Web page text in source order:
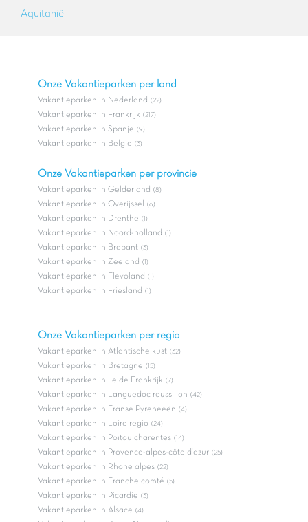
Aquitanië
Onze Vakantieparken per land
Vakantieparken in Nederland (22)
Vakantieparken in Frankrijk (217)
Vakantieparken in Spanje (9)
Vakantieparken in Belgie (3)
Onze Vakantieparken per provincie
Vakantieparken in Gelderland (8)
Vakantieparken in Overijssel (6)
Vakantieparken in Drenthe (1)
Vakantieparken in Noord-holland (1)
Vakantieparken in Brabant (3)
Vakantieparken in Zeeland (1)
Vakantieparken in Flevoland (1)
Vakantieparken in Friesland (1)
Onze Vakantieparken per regio
Vakantieparken in Atlantische kust (32)
Vakantieparken in Bretagne (15)
Vakantieparken in Ile de Frankrijk (7)
Vakantieparken in Languedoc roussillon (42)
Vakantieparken in Franse Pyreneeën (4)
Vakantieparken in Loire regio (24)
Vakantieparken in Poitou charentes (14)
Vakantieparken in Provence-alpes-côte d'azur (25)
Vakantieparken in Rhone alpes (22)
Vakantieparken in Franche comté (5)
Vakantieparken in Picardie (3)
Vakantieparken in Alsace (4)